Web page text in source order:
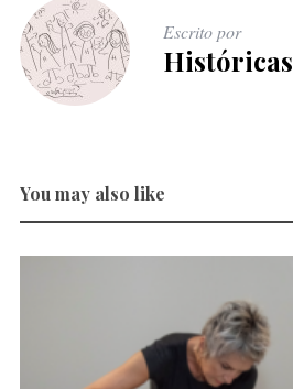
Escrito por
Históricas
You may also like